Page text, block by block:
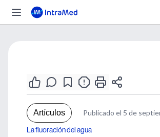
Artículos Publicado el 5 de
La fluoración del agua